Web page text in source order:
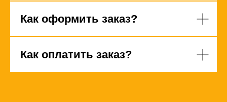
Как оформить заказ?
Как оплатить заказ?